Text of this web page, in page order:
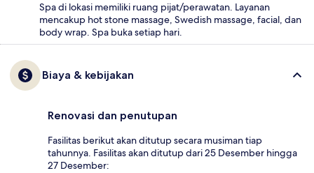
Spa di lokasi memiliki ruang pijat/perawatan. Layanan
mencakup hot stone massage, Swedish massage, facial, dan
body wrap. Spa buka setiap hari.
Biaya & kebijakan
Renovasi dan penutupan
Fasilitas berikut akan ditutup secara musiman tiap
tahunnya. Fasilitas akan ditutup dari 25 Desember hingga
27 Desember: